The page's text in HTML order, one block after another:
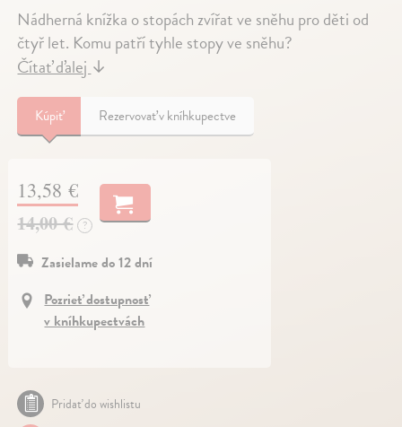
Nádherná knížka o stopách zvířat ve sněhu pro děti od
čtyř let. Komu patří tyhle stopy ve sněhu?
Čítať ďalej ↓
Kúpiť Rezervovať v kníhkupectve
13,58 €
14,00 € ?
Zasielame do 12 dní
Pozrieť dostupnosť
v kníhkupectvách
Pridať do wishlistu